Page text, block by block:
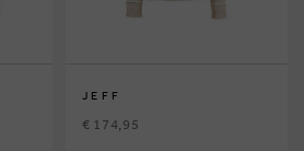
JEFF
€ 174,95